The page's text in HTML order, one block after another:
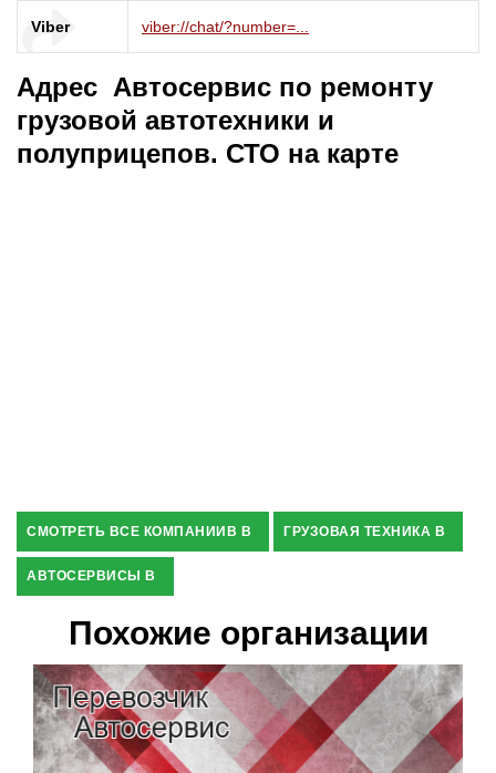
Viber viber://chat/?number=...
Адрес Автосервис по ремонту
грузовой автотехники и
полуприцепов. СТО на карте
СМОТРЕТЬ ВСЕ КОМПАНИИВ В ГРУЗОВАЯ ТЕХНИКА В
АВТОСЕРВИСЫ В
Похожие организации